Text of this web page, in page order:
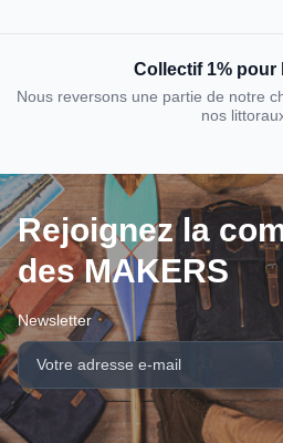
Collectif 1% pour
Nous reversons une partie de notre
nos
Rejoignez la
des MAKERS
Newsletter